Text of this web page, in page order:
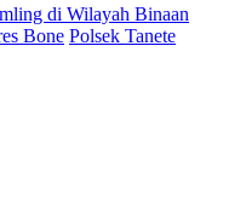
di Wilayah Binaan
Bone Polsek Tanete